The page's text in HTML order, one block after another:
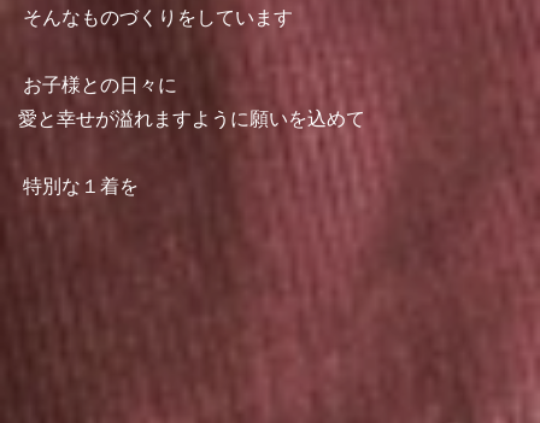
⁡ そんなものづくりをしています
⁡ お子様との日々に
愛と幸せが溢れますように願いを込めて
⁡ 特別な１着を